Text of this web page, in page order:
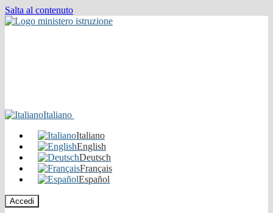
Salta al contenuto
Italiano
Italiano
English
Deutsch
Français
Español
Accedi